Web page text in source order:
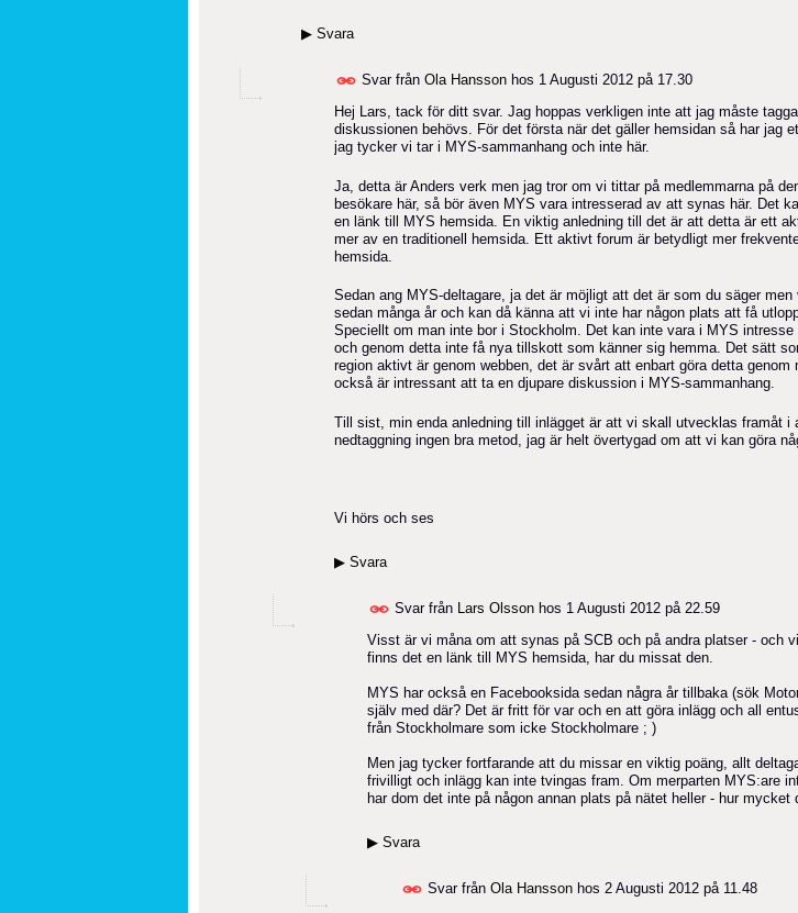
▶ Svara
Svar från Ola Hansson hos 1 Augusti 2012 på 17.30
Hej Lars, tack för ditt svar. Jag hoppas verkligen inte att jag måste
diskussionen behövs. För det första när det gäller hemsidan så har jag
jag tycker vi tar i MYS-sammanhang och inte här.
Ja, detta är Anders verk men jag tror om vi tittar på medlemmarna på
besökare här, så bör även MYS vara intresserad av att synas här. Det
en länk till MYS hemsida. En viktig anledning till det är att detta är ett
mer av en traditionell hemsida. Ett aktivt forum är betydligt mer
hemsida.
Sedan ang MYS-deltagare, ja det är möjligt att det är som du säger
sedan många år och kan då känna att vi inte har någon plats att få
Speciellt om man inte bor i Stockholm. Det kan inte vara i MYS
och genom detta inte få nya tillskott som känner sig hemma. Det sätt
region aktivt är genom webben, det är svårt att enbart göra detta
också är intressant att ta en djupare diskussion i MYS-sammanhang.
Till sist, min enda anledning till inlägget är att vi skall utvecklas framåt i
nedtaggning ingen bra metod, jag är helt övertygad om att vi kan göra
Vi hörs och ses
▶ Svara
Svar från Lars Olsson hos 1 Augusti 2012 på 22.59
Visst är vi måna om att synas på SCB och på andra platser - och
finns det en länk till MYS hemsida, har du missat den.
MYS har också en Facebooksida sedan några år tillbaka (sök
själv med där? Det är fritt för var och en att göra inlägg och all
från Stockholmare som icke Stockholmare ; )
Men jag tycker fortfarande att du missar en viktig poäng, allt
frivilligt och inlägg kan inte tvingas fram. Om merparten MYS:are
har dom det inte på någon annan plats på nätet heller - hur mycket
▶ Svara
Svar från Ola Hansson hos 2 Augusti 2012 på 11.48